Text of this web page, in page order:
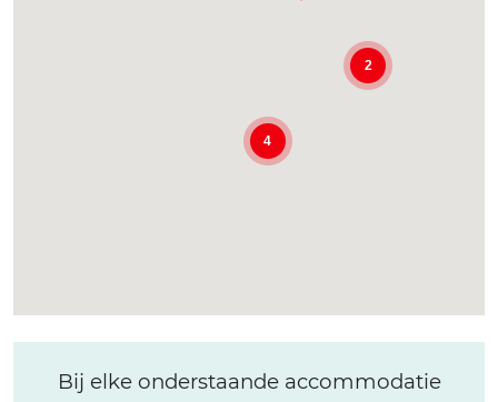
4
2
Bij elke onderstaande accommodatie